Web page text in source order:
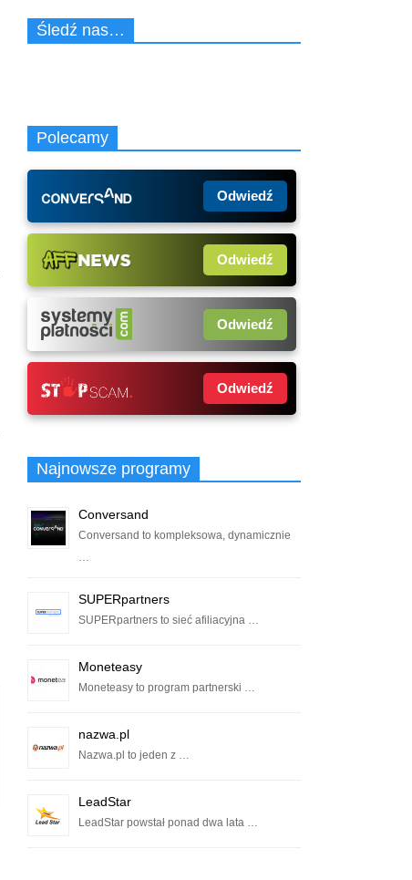
Śledź nas…
Polecamy
Odwiedź
Odwiedź
Odwiedź
Odwiedź
Najnowsze programy
Conversand
Conversand to kompleksowa, dynamicznie
…
SUPERpartners
SUPERpartners to sieć afiliacyjna …
Moneteasy
Moneteasy to program partnerski …
nazwa.pl
Nazwa.pl to jeden z …
LeadStar
LeadStar powstał ponad dwa lata …